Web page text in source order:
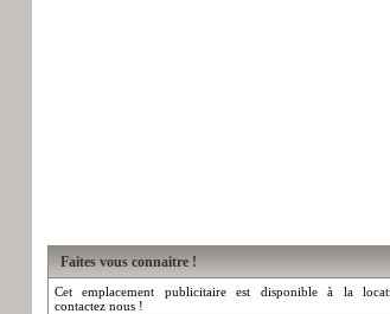
Faites vous connaitre !
Cet emplacement publicitaire est disponible à la
contactez nous !